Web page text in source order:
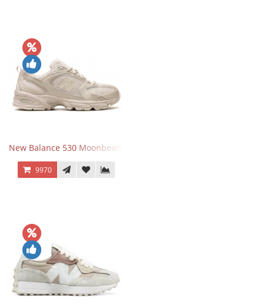
New Balance 530 Moonbeam Sea Salt
9970